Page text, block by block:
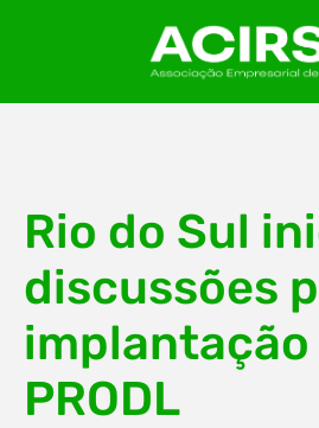
Rio do Sul
discussões
implantação
PRODL